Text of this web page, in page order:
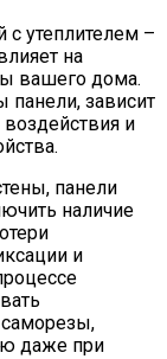
утеплителем –
на
вашего дома.
панели, зависит
и
панели
наличие
и
даже при